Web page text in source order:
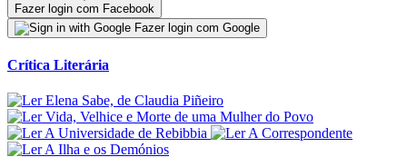
Fazer login com Facebook
Fazer login com Google
Crítica Literária